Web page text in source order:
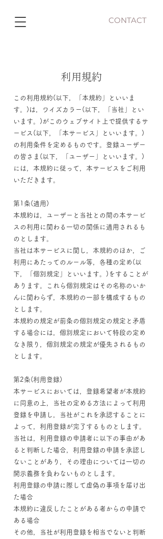
CONTACT
利用規約
この利用規約(以下，「本規約」といいま
す。)は，ワイズカラー(以下，「当社」とい
います。)がこのウェブサイト上で提供するサ
ービス(以下，「本サービス」といいます。)
の利用条件を定めるものです。登録ユーザー
の皆さま(以下，「ユーザー」といいます。)
には，本規約に従って，本サービスをご利用
いただきます。
第1条(適用)
本規約は，ユーザーと当社との間の本サービ
スの利用に関わる一切の関係に適用されるも
のとします。
当社は本サービスに関し，本規約のほか，ご
利用にあたってのルール等，各種の定め(以
下，「個別規定」といいます。)をすることが
あります。これら個別規定はその名称のいか
んに関わらず，本規約の一部を構成するもの
とします。
本規約の規定が前条の個別規定の規定と矛盾
する場合には，個別規定において特段の定め
なき限り，個別規定の規定が優先されるもの
とします。
第2条(利用登録)
本サービスにおいては，登録希望者が本規約
に同意の上，当社の定める方法によって利用
登録を申請し，当社がこれを承認することに
よって，利用登録が完了するものとします。
当社は，利用登録の申請者に以下の事由があ
ると判断した場合，利用登録の申請を承認し
ないことがあり，その理由については一切の
開示義務を負わないものとします。
利用登録の申請に際して虚偽の事項を届け出
た場合
本規約に違反したことがある者からの申請で
ある場合
その他，当社が利用登録を相当でないと判断